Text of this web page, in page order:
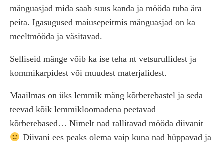
mänguasjad mida saab suus kanda ja mööda tuba ära
peita. Igasugused maiusepeitmis mänguasjad on ka
meeltmööda ja väsitavad.
Selliseid mänge võib ka ise teha nt vetsurullidest ja
kommikarpidest või muudest materjalidest.
Maailmas on üks lemmik mäng kõrberebastel ja seda
teevad kõik lemmikloomadena peetavad
kõrberebased… Nimelt nad rallitavad mööda diivanit
Diivani ees peaks olema vaip kuna nad hüppavad ja